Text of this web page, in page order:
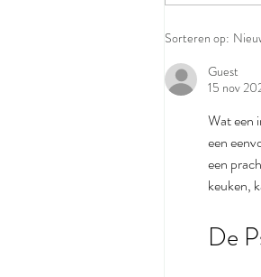
Sorteren op:
Guest
15 nov
Wat een
een
een
keuken,
De